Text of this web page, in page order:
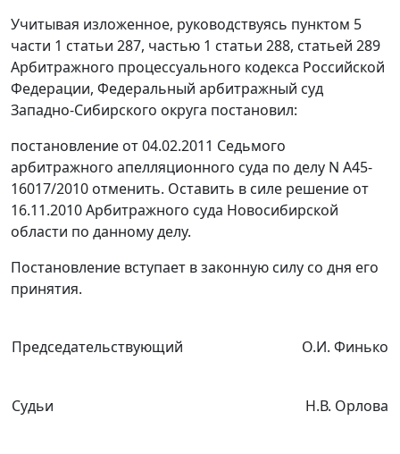
Учитывая изложенное, руководствуясь пунктом 5
части 1 статьи 287, частью 1 статьи 288, статьей 289
Арбитражного процессуального кодекса Российской
Федерации, Федеральный арбитражный суд
Западно-Сибирского округа постановил:
постановление от 04.02.2011 Седьмого
арбитражного апелляционного суда по делу N А45-
16017/2010 отменить. Оставить в силе решение от
16.11.2010 Арбитражного суда Новосибирской
области по данному делу.
Постановление вступает в законную силу со дня его
принятия.
Председательствующий О.И. Финько
Судьи Н.В. Орлова